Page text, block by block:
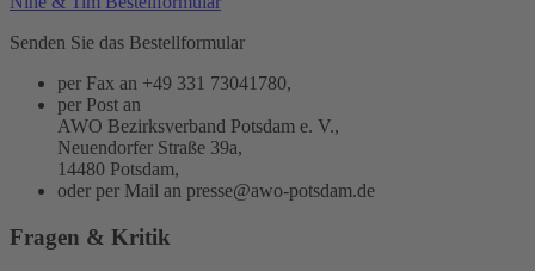
Senden Sie das Bestellformular
per Fax an +49 331 73041780,
per Post an
AWO Bezirksverband Potsdam e. V.,
Neuendorfer Straße 39a,
14480 Potsdam,
oder per Mail an presse@awo-potsdam.de
Fragen & Kritik